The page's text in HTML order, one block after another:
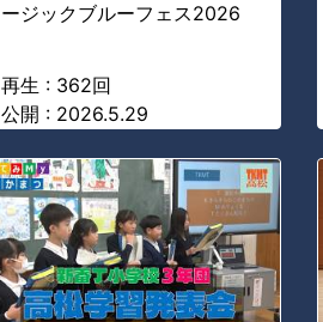
ージックブルーフェス2026
再生 : 362回
公開 : 2026.5.29